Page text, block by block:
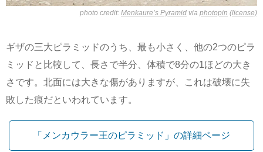
photo credit: Menkaure’s Pyramid via photopin (license)
ギザの三大ピラミッドのうち、最も小さく、他の2つのピラ
ミッドと比較して、長さで半分、体積で8分の1ほどの大き
さです。北面には大きな傷がありますが、これは破壊に失
敗した痕だといわれています。
「メンカウラー王のピラミッド」の詳細ページ